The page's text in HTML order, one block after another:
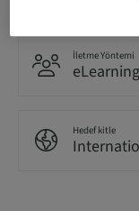
İletme Yöntemi
eLearning
Hedef kitle